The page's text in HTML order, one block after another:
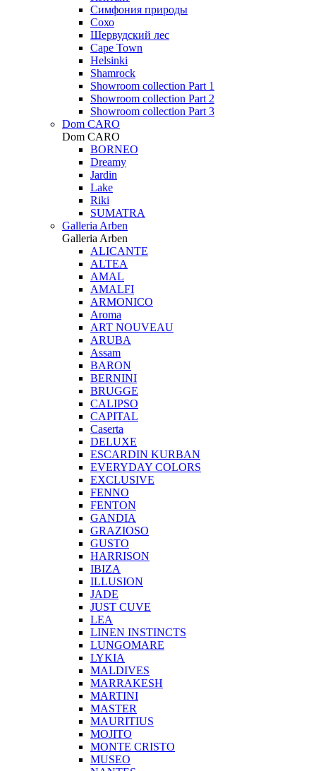
Симфония природы
Сохо
Шервудский лес
Cape Town
Helsinki
Shamrock
Showroom collection Part 1
Showroom collection Part 2
Showroom collection Part 3
Dom CARO
Dom CARO
BORNEO
Dreamy
Jardin
Lake
Riki
SUMATRA
Galleria Arben
Galleria Arben
ALICANTE
ALTEA
AMAL
AMALFI
ARMONICO
Aroma
ART NOUVEAU
ARUBA
Assam
BARON
BERNINI
BRUGGE
CALIPSO
CAPITAL
Caserta
DELUXE
ESCARDIN KURBAN
EVERYDAY COLORS
EXCLUSIVE
FENNO
FENTON
GANDIA
GRAZIOSO
GUSTO
HARRISON
IBIZA
ILLUSION
JADE
JUST CUVE
LEA
LINEN INSTINCTS
LUNGOMARE
LYKIA
MALDIVES
MARRAKESH
MARTINI
MASTER
MAURITIUS
MOJITO
MONTE CRISTO
MUSEO